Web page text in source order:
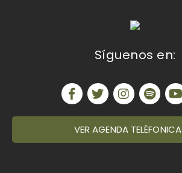
Síguenos en:
VER AGENDA TELÉFONICA